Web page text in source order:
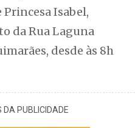
Isabel,
da Rua Laguna
desde às 8h
DA PUBLICIDADE